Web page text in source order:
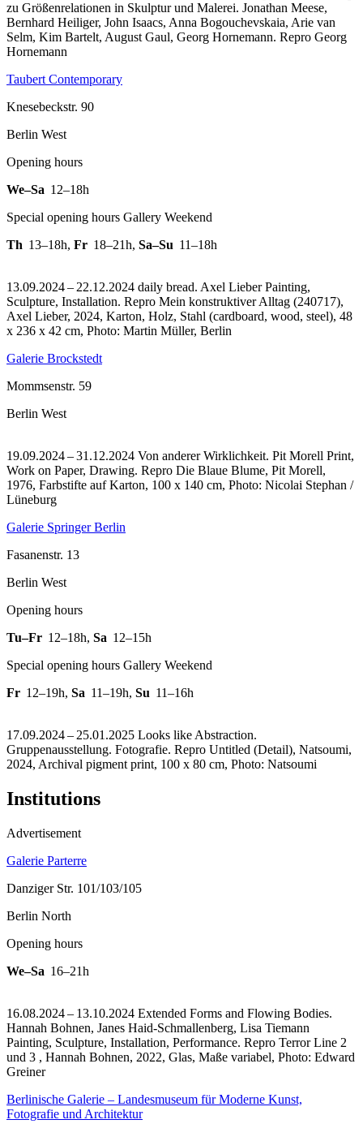
zu Größenrelationen in Skulptur und Malerei. Jonathan Meese,
Bernhard Heiliger, John Isaacs, Anna Bogouchevskaia, Arie van
Selm, Kim Bartelt, August Gaul, Georg Hornemann. Repro Georg
Hornemann
Taubert Contemporary
Knesebeckstr. 90
Berlin West
Opening hours
We–Sa 12–18h
Special opening hours Gallery Weekend
Th 13–18h, Fr 18–21h, Sa–Su 11–18h
13.09.2024 – 22.12.2024 daily bread. Axel Lieber Painting,
Sculpture, Installation. Repro Mein konstruktiver Alltag (240717),
Axel Lieber, 2024, Karton, Holz, Stahl (cardboard, wood, steel), 48
x 236 x 42 cm, Photo: Martin Müller, Berlin
Galerie Brockstedt
Mommsenstr. 59
Berlin West
19.09.2024 – 31.12.2024 Von anderer Wirklichkeit. Pit Morell Print,
Work on Paper, Drawing. Repro Die Blaue Blume, Pit Morell,
1976, Farbstifte auf Karton, 100 x 140 cm, Photo: Nicolai Stephan /
Lüneburg
Galerie Springer Berlin
Fasanenstr. 13
Berlin West
Opening hours
Tu–Fr 12–18h, Sa 12–15h
Special opening hours Gallery Weekend
Fr 12–19h, Sa 11–19h, Su 11–16h
17.09.2024 – 25.01.2025 Looks like Abstraction.
Gruppenausstellung. Fotografie. Repro Untitled (Detail), Natsoumi,
2024, Archival pigment print, 100 x 80 cm, Photo: Natsoumi
Institutions
Advertisement
Galerie Parterre
Danziger Str. 101/103/105
Berlin North
Opening hours
We–Sa 16–21h
16.08.2024 – 13.10.2024 Extended Forms and Flowing Bodies.
Hannah Bohnen, Janes Haid-Schmallenberg, Lisa Tiemann
Painting, Sculpture, Installation, Performance. Repro Terror Line 2
und 3 , Hannah Bohnen, 2022, Glas, Maße variabel, Photo: Edward
Greiner
Berlinische Galerie – Landesmuseum für Moderne Kunst,
Fotografie und Architektur